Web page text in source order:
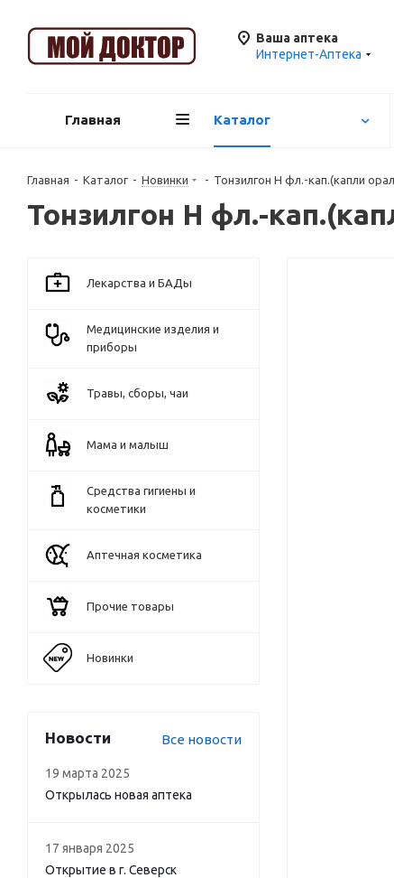
Ваша аптека
Интернет-Аптека
Главная Каталог
Главная - Каталог - Новинки - Тонзилгон Н фл.-кап.(капли
Тонзилгон Н фл.-
Лекарства и БАДы
Медицинские изделия и
приборы
Травы, сборы, чаи
Мама и малыш
Средства гигиены и
косметики
Аптечная косметика
Прочие товары
Новинки
Новости Все новости
19 марта 2025
Открылась новая аптека
17 января 2025
Открытие в г. Северск